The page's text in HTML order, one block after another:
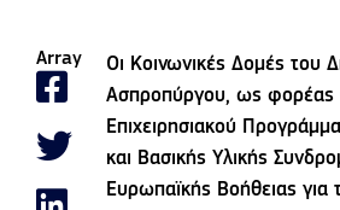
Array
Οι Κοινωνικές Δομές του
Ασπροπύργου, ως φορέας
Επιχειρησιακού
και Βασικής Υλικής
Ευρωπαϊκής Βοήθειας για